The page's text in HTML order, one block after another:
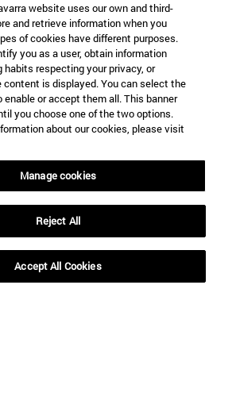
en nueva ventana)
website uses our own and third-
and retrieve information when you
of cookies have different purposes.
you as a user, obtain information
habits respecting your privacy, or
content is displayed. You can select the
or accept them all. This banner
you choose one of the two options.
about our cookies, please visit
Manage cookies
Reject All
Accept All Cookies